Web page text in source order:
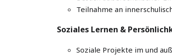
Teilnahme an
Soziales Lernen &
Soziale Projekte im und